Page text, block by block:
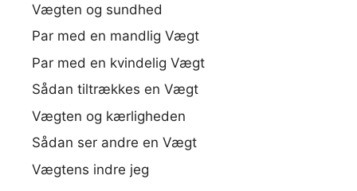
Vægten og sundhed
Par med en mandlig Vægt
Par med en kvindelig Vægt
Sådan tiltrækkes en Vægt
Vægten og kærligheden
Sådan ser andre en Vægt
Vægtens indre jeg